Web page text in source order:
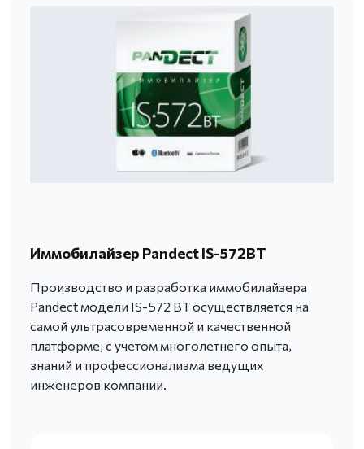
Иммобилайзер Pandect IS-572BT
Производство и разработка иммобилайзера
Pandect модели IS-572 BT осуществляется на
самой ультрасовременной и качественной
платформе, с учетом многолетнего опыта,
знаний и профессионализма ведущих
инженеров компании.